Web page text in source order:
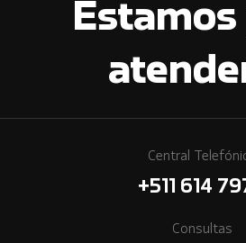
Estamos
Central
+511 614
Consultas